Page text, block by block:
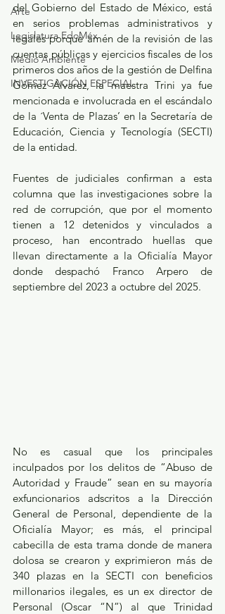
Arte
Legislatura EdoMéx
Medio Ambiente
INVESTIGACIÓN ESPECIAL
del Gobierno del Estado de México, está
en serios problemas administrativos y
legales porque amén de la revisión de las
cuentas públicas y ejercicios fiscales de los
primeros dos años de la gestión de Delfina
Gómez Álvarez, la maestra Trini ya fue
mencionada e involucrada en el escándalo
de la ´Venta de Plazas’ en la Secretaría de
Educación, Ciencia y Tecnología (SECTI)
de la entidad.
Fuentes de judiciales confirman a esta
columna que las investigaciones sobre la
red de corrupción, que por el momento
tienen a 12 detenidos y vinculados a
proceso, han encontrado huellas que
llevan directamente a la Oficialía Mayor
donde despachó Franco Arpero de
septiembre del 2023 a octubre del 2025.
No es casual que los principales
inculpados por los delitos de “Abuso de
Autoridad y Fraude” sean en su mayoría
exfuncionarios adscritos a la Dirección
General de Personal, dependiente de la
Oficialía Mayor; es más, el principal
cabecilla de esta trama donde de manera
dolosa se crearon y exprimieron más de
340 plazas en la SECTI con beneficios
millonarios ilegales, es un ex director de
Personal (Oscar “N”) al que Trinidad